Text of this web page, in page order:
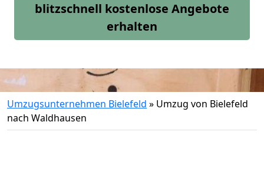
blitzschnell kostenlose Angebote
erhalten
Umzugsunternehmen Bielefeld » Umzug von Bielefeld
nach Waldhausen